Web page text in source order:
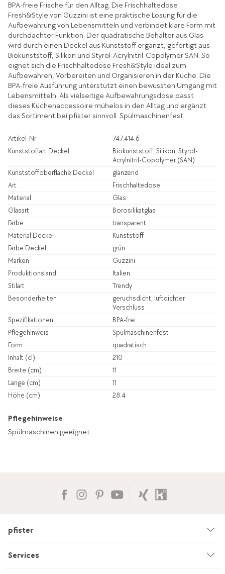
BPA-freie Frische für den Alltag. Die Frischhaltedose
Fresh&Style von Guzzini ist eine praktische Lösung für die
Aufbewahrung von Lebensmitteln und verbindet klare Form mit
durchdachter Funktion. Der quadratische Behälter aus Glas
wird durch einen Deckel aus Kunststoff ergänzt, gefertigt aus
Biokunststoff, Silikon und Styrol-Acrylnitril-Copolymer SAN. So
eignet sich die Frischhaltedose Fresh&Style ideal zum
Aufbewahren, Vorbereiten und Organisieren in der Küche. Die
BPA-freie Ausführung unterstützt einen bewussten Umgang mit
Lebensmitteln. Als vielseitige Aufbewahrungsdose passt
dieses Küchenaccessoire mühelos in den Alltag und ergänzt
das Sortiment bei pfister sinnvoll. Spülmaschinenfest.
Artikel-Nr.
747.414.6
Kunststoffart Deckel
Biokunststoff, Silikon, Styrol-
Acrylnitril-Copolymer (SAN)
Kunststoffoberfläche Deckel
glänzend
Art
Frischhaltedose
Material
Glas
Glasart
Borosilikatglas
Farbe
transparent
Material Deckel
Kunststoff
Farbe Deckel
grün
Marken
Guzzini
Produktionsland
Italien
Stilart
Trendy
Besonderheiten
geruchsdicht, luftdichter
Verschluss
Spezifikationen
BPA-frei
Pflegehinweis
Spülmaschinenfest
Form
quadratisch
Inhalt (cl)
210
Breite (cm)
11
Länge (cm)
11
Höhe (cm)
28.4
Pflegehinweise
Spülmaschinen geeignet
pfister
Unternehmen
Services